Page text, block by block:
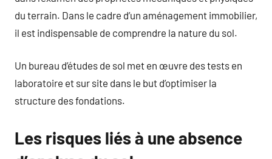
du terrain. Dans le cadre d’un aménagement immobilier,
il est indispensable de comprendre la nature du sol.
Un bureau d’études de sol met en œuvre des tests en
laboratoire et sur site dans le but d’optimiser la
structure des fondations.
Les risques liés à une absence